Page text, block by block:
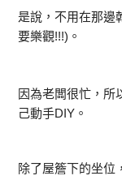
是說，不用在那邊
要樂觀!!!)。
因為老闆很忙，所
己動手DIY。
除了屋簷下的坐位